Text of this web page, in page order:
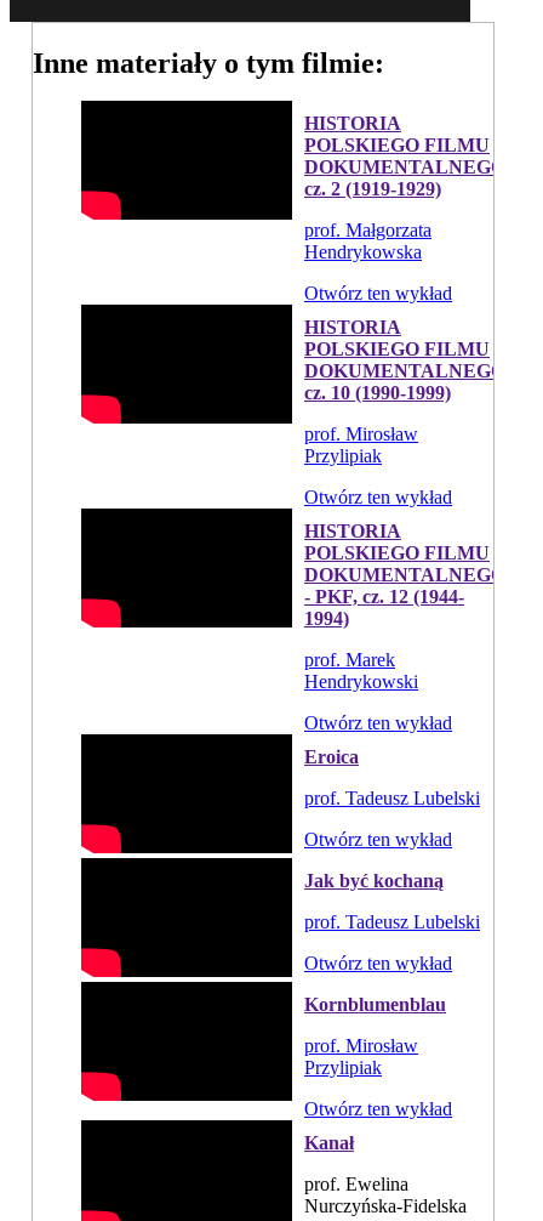
Inne materiały o tym filmie:
HISTORIA
POLSKIEGO FILMU
DOKUMENTALNEGO,
cz. 2 (1919-1929)
prof. Małgorzata
Hendrykowska
Otwórz ten wykład
HISTORIA
POLSKIEGO FILMU
DOKUMENTALNEGO,
cz. 10 (1990-1999)
prof. Mirosław
Przylipiak
Otwórz ten wykład
HISTORIA
POLSKIEGO FILMU
DOKUMENTALNEGO
- PKF, cz. 12 (1944-
1994)
prof. Marek
Hendrykowski
Otwórz ten wykład
Eroica
prof. Tadeusz Lubelski
Otwórz ten wykład
Jak być kochaną
prof. Tadeusz Lubelski
Otwórz ten wykład
Kornblumenblau
prof. Mirosław
Przylipiak
Otwórz ten wykład
Kanał
prof. Ewelina
Nurczyńska-Fidelska